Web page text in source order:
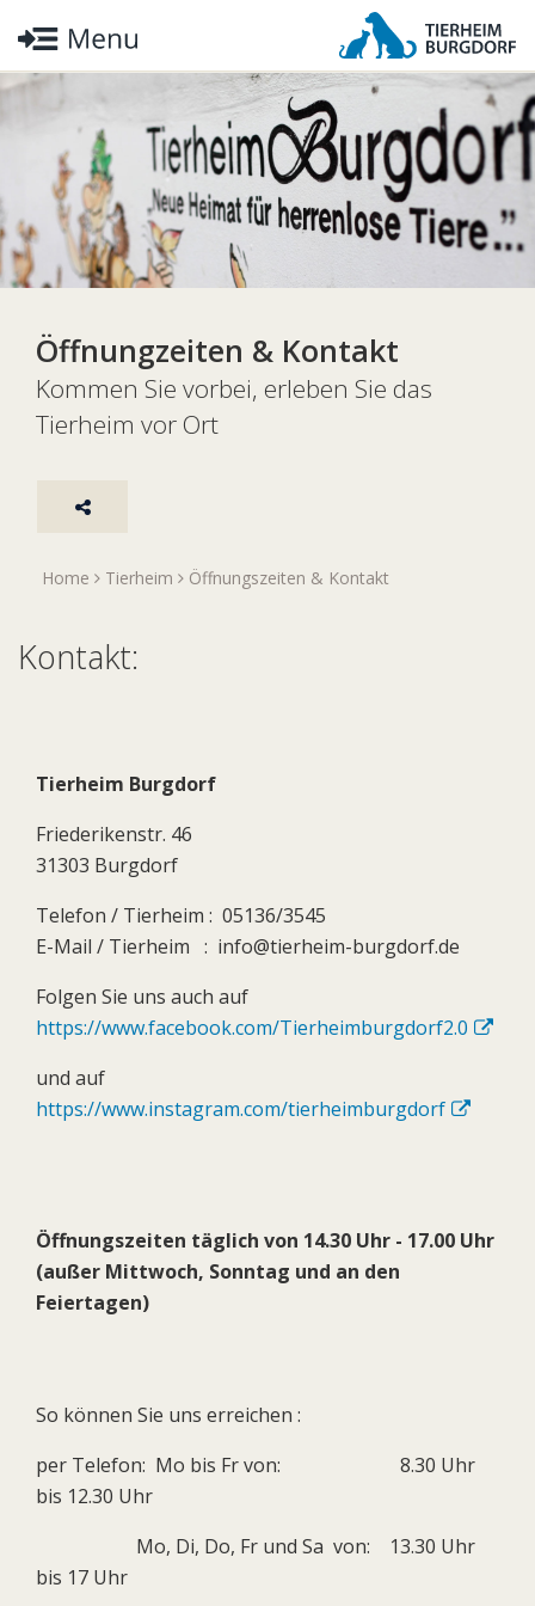
Öffnungzeiten & Kontakt
Kommen Sie vorbei, erleben Sie das
Tierheim vor Ort
Home Tierheim Öffnungszeiten & Kontakt
Kontakt:
Tierheim Burgdorf
Friederikenstr. 46
31303 Burgdorf
Telefon / Tierheim : 05136/3545
E-Mail / Tierheim : info@tierheim-burgdorf.de
Folgen Sie uns auch auf
https://www.facebook.com/Tierheimburgdorf2.0
und auf
https://www.instagram.com/tierheimburgdorf
Öffnungszeiten täglich von 14.30 Uhr - 17.00 Uhr
(außer Mittwoch, Sonntag und an den
Feiertagen)
So können Sie uns erreichen :
per Telefon: Mo bis Fr von: 8.30 Uhr
bis 12.30 Uhr
Mo, Di, Do, Fr und Sa von: 13.30 Uhr
bis 17 Uhr